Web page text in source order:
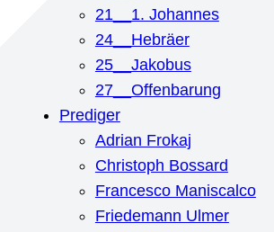
21__1. Johannes
24__Hebräer
25__Jakobus
27__Offenbarung
Prediger
Adrian Frokaj
Christoph Bossard
Francesco Maniscalco
Friedemann Ulmer